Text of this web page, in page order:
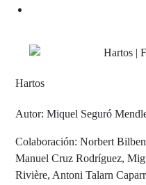
Hartos
Autor: Miquel Seguró
Colaboración: Norbert
Manuel Cruz Rodríguez,
Rivière, Antoni Talarn